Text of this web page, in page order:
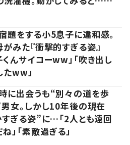
題をする小5息子に違和感。
みた『衝撃的すぎる姿』
んサイコーww」「吹き出し
たww」
に出会うも“別々の道を歩
女。しかし10年後の現在
ぎる姿”に…「2人とも遠回
」「素敵過ぎる」